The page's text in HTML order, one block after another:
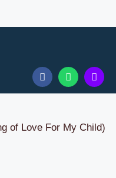
of Love For My Child)